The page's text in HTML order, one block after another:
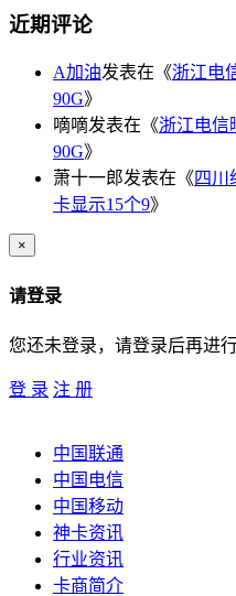
近期评论
A加油发表在《浙江电
90G》
嘀嘀发表在《浙江电信
90G》
萧十一郎发表在《四川
卡显示15个9》
×
请登录
您还未登录，请登录后再进
登 录 注 册
中国联通
中国电信
中国移动
神卡资讯
行业资讯
卡商简介